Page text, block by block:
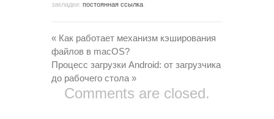
закладки: постоянная ссылка
« Как работает механизм кэширования
файлов в macOS?
Процесс загрузки Android: от загрузчика
до рабочего стола »
Comments are closed.